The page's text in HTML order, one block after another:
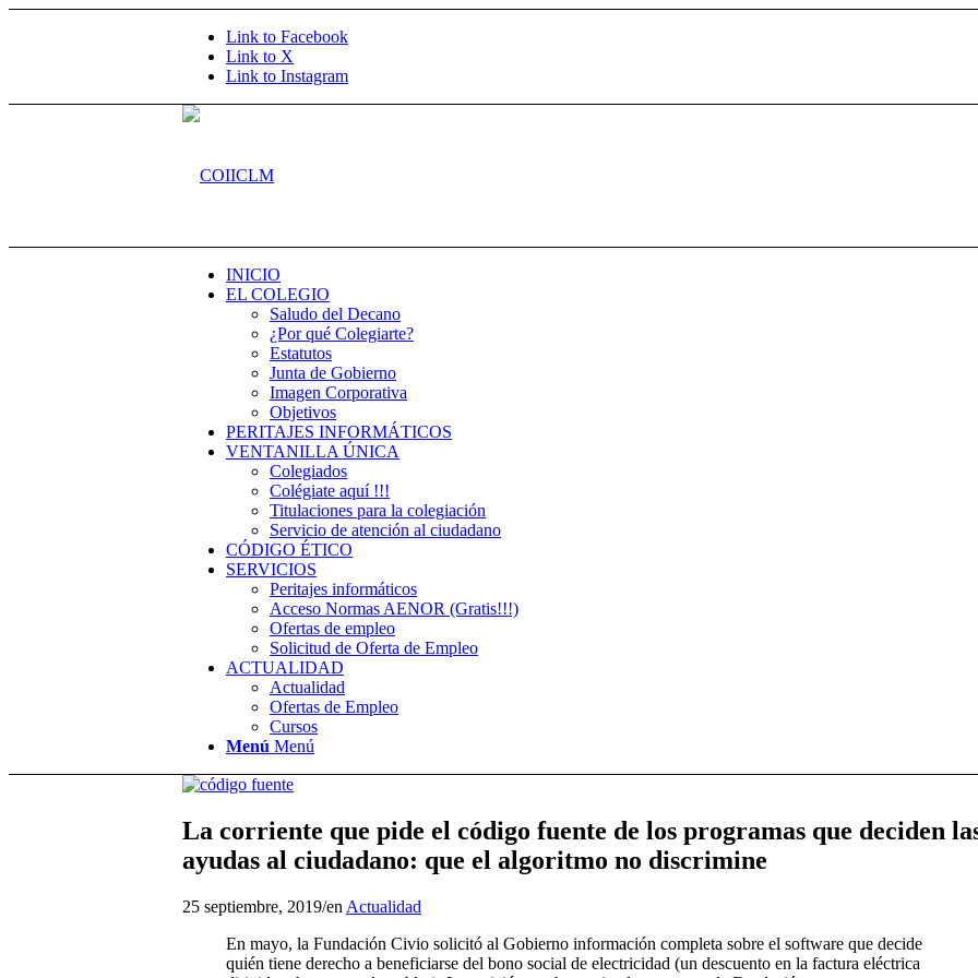
Link to Facebook
Link to X
Link to Instagram
INICIO
EL COLEGIO
Saludo del Decano
¿Por qué Colegiarte?
Estatutos
Junta de Gobierno
Imagen Corporativa
Objetivos
PERITAJES INFORMÁTICOS
VENTANILLA ÚNICA
Colegiados
Colégiate aquí !!!
Titulaciones para la colegiación
Servicio de atención al ciudadano
CÓDIGO ÉTICO
SERVICIOS
Peritajes informáticos
Acceso Normas AENOR (Gratis!!!)
Ofertas de empleo
Solicitud de Oferta de Empleo
ACTUALIDAD
Actualidad
Ofertas de Empleo
Cursos
Menú Menú
La corriente que pide el código fuente de los programas que deciden
ayudas al ciudadano: que el algoritmo no discrimine
25 septiembre, 2019/en Actualidad
En mayo, la Fundación Civio solicitó al Gobierno información completa sobre el software que decide
quién tiene derecho a beneficiarse del bono social de electricidad (un descuento en la factura eléctrica